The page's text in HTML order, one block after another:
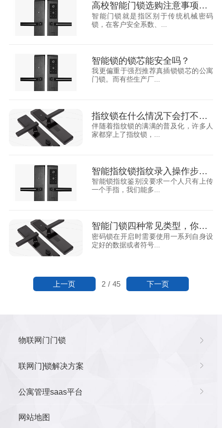
高校智能门锁选购注意事项有哪些？你知道吗？
智能门锁就是指区别于传统机械密码
锁，在客户安全系数、...
智能锁的锁芯能安全吗？
我更偏重于强烈推荐真插锁锁芯的公寓
门锁。而有些生产厂...
指纹锁在什么情况下会打不开?(指纹锁打不开原因)
伴随着指纹锁的满满的普及化，许多人
家都穿上了指纹锁，...
智能指纹锁指纹录入操作步骤(指纹锁怎么录指纹)
智能锁指纹鉴别没要求一个人只有上传
一个手指，我们能多...
智能门锁四种常见类型，你都见过吗？
密码锁在开启时需要使用一系列自身设
定好的数据或者符号...
2 / 45
上一页 下一页
物联网门门锁
联网门]锁解决方案
公寓管理saas平台
网站地图